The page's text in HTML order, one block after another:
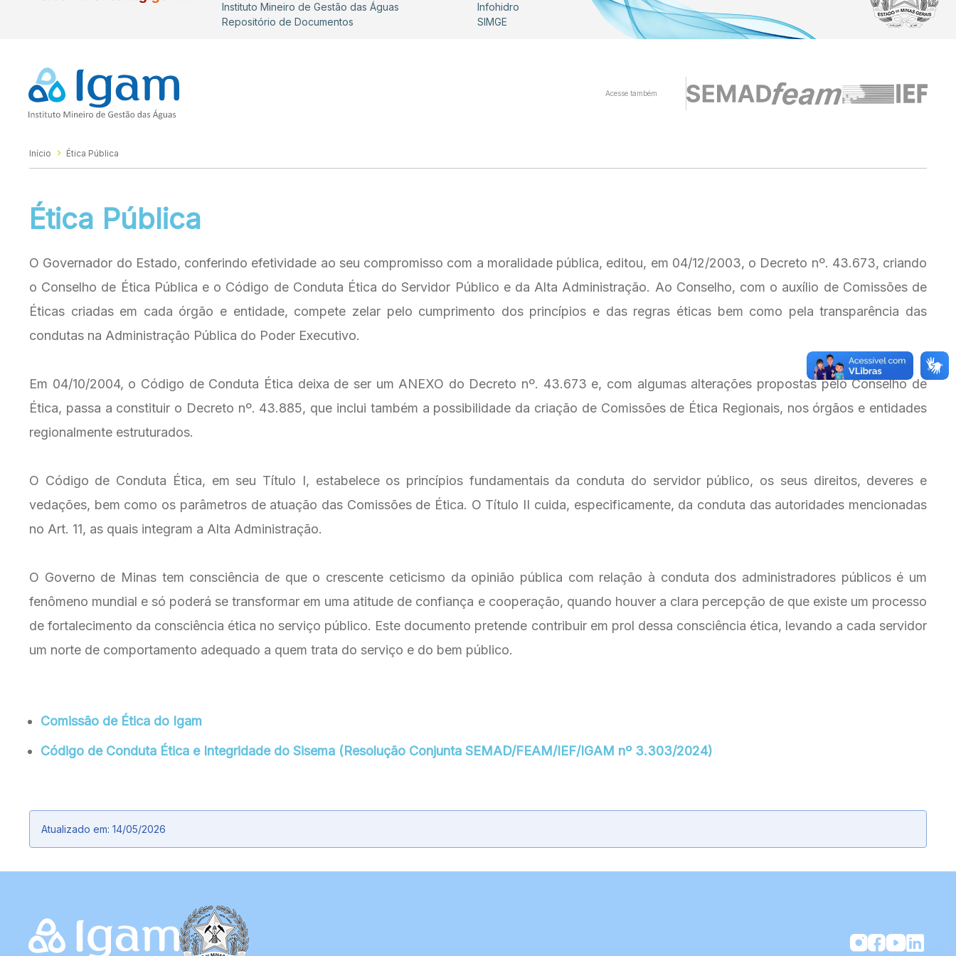
Instituto Mineiro de Gestão das Águas
Repositório de Documentos
Infohidro
SIMGE
Acesse também
Início Ética Pública
Ética Pública
O Governador do Estado, conferindo efetividade ao seu compromisso com a moralidade pública, editou, em 04/12/2003, o Decreto nº. 43.673, criando
o Conselho de Ética Pública e o Código de Conduta Ética do Servidor Público e da Alta Administração. Ao Conselho, com o auxílio de Comissões de
Éticas criadas em cada órgão e entidade, compete zelar pelo cumprimento dos princípios e das regras éticas bem como pela transparência das
condutas na Administração Pública do Poder Executivo.
Em 04/10/2004, o Código de Conduta Ética deixa de ser um ANEXO do Decreto nº. 43.673 e, com algumas alterações propostas pelo Conselho de
Ética, passa a constituir o Decreto nº. 43.885, que inclui também a possibilidade da criação de Comissões de Ética Regionais, nos órgãos e entidades
regionalmente estruturados.
O Código de Conduta Ética, em seu Título I, estabelece os princípios fundamentais da conduta do servidor público, os seus direitos, deveres e
vedações, bem como os parâmetros de atuação das Comissões de Ética. O Título II cuida, especificamente, da conduta das autoridades mencionadas
no Art. 11, as quais integram a Alta Administração.
O Governo de Minas tem consciência de que o crescente ceticismo da opinião pública com relação à conduta dos administradores públicos é um
fenômeno mundial e só poderá se transformar em uma atitude de confiança e cooperação, quando houver a clara percepção de que existe um processo
de fortalecimento da consciência ética no serviço público. Este documento pretende contribuir em prol dessa consciência ética, levando a cada servidor
um norte de comportamento adequado a quem trata do serviço e do bem público.
Comissão de Ética do Igam
Código de Conduta Ética e Integridade do Sisema (Resolução Conjunta SEMAD/FEAM/IEF/IGAM nº 3.303/2024)
Atualizado em: 14/05/2026